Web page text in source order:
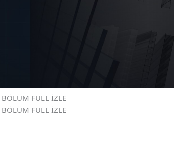
FULL İZLE
FULL İZLE